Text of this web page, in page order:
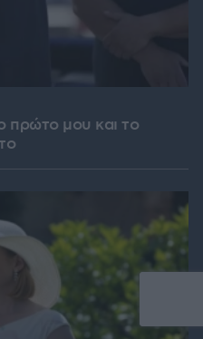
πρώτο μου και το